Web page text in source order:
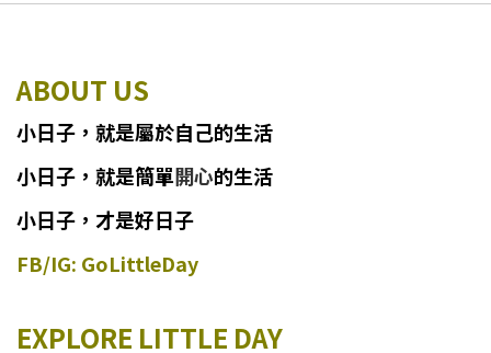
ABOUT US
小日子 ， 就是屬於自己的生活
小日子 ， 就是簡單開心的生活
小日子，才是好日子
FB/IG: GoLittleDay
EXPLORE LITTLE DAY